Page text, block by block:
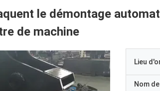
le démontage
de machine
Lieu
Nom